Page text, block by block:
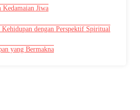
Kedamaian Jiwa
Kehidupan dengan Perspektif Spiritual
yang Bermakna